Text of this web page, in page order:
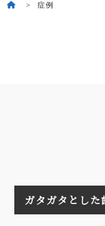
症例
ガタガタとし